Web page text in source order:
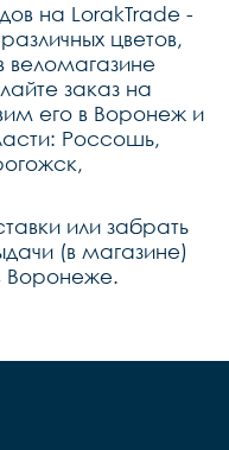
на LorakTrade -
цветов,
заказ на
его в Воронеж и
Россошь,
или забрать
(в магазине)
Воронеже.